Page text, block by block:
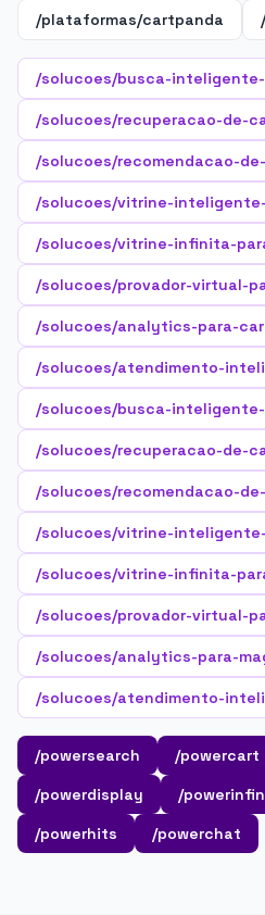
/plataformas/cartpanda
/solucoes/busca-
/solucoes/recuperacao-de-
/solucoes/recomendacao-
/solucoes/vitrine-
/solucoes/vitrine-infinita-
/solucoes/provador-virtual-
/solucoes/analytics-para-
/solucoes/atendimento-
/solucoes/busca-inteligente-
/solucoes/recuperacao-de-
/solucoes/recomendacao-
/solucoes/vitrine-
/solucoes/vitrine-infinita-
/solucoes/provador-virtual-
/solucoes/analytics-para-
/solucoes/atendimento-
/powersearch /powercart
/powerdisplay
/
/powerhits
/powerchat